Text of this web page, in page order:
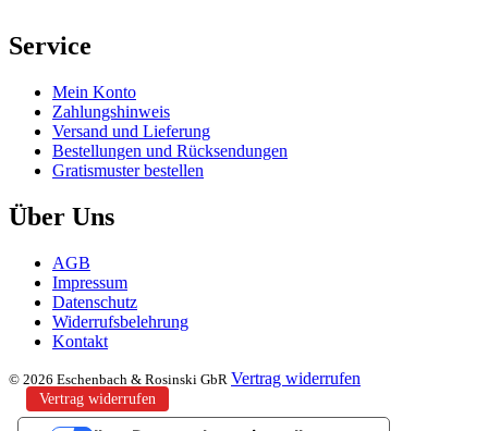
Service
Mein Konto
Zahlungshinweis
Versand und Lieferung
Bestellungen und Rücksendungen
Gratismuster bestellen
Über Uns
AGB
Impressum
Datenschutz
Widerrufsbelehrung
Kontakt
© 2026 Eschenbach & Rosinski GbR Vertrag widerrufen
Vertrag widerrufen